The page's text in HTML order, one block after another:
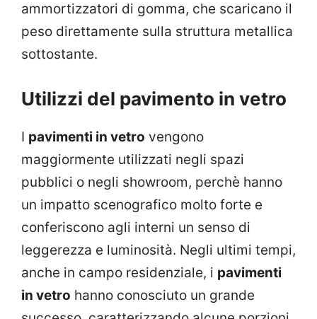
ammortizzatori di gomma, che scaricano il
peso direttamente sulla struttura metallica
sottostante.
Utilizzi del pavimento in vetro
I pavimenti in vetro vengono
maggiormente utilizzati negli spazi
pubblici o negli showroom, perchè hanno
un impatto scenografico molto forte e
conferiscono agli interni un senso di
leggerezza e luminosità. Negli ultimi tempi,
anche in campo residenziale, i pavimenti
in vetro hanno conosciuto un grande